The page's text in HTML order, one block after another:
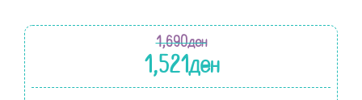
1,690ден
1,521ден